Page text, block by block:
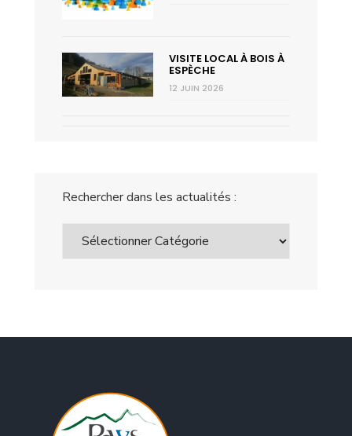
VISITE LOCAL À BOIS À
ESPÈCHE
12 JUIN 2026
Rechercher dans les actualités :